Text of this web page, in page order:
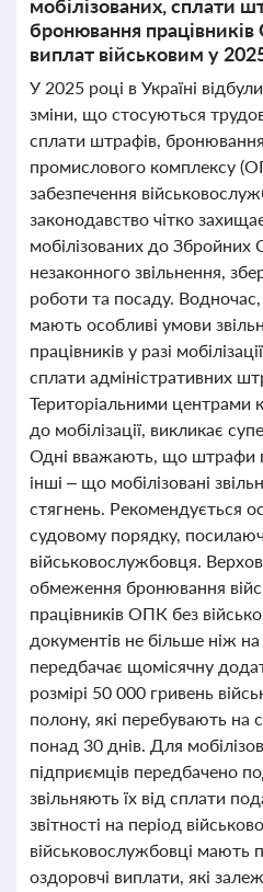
мобілізованих, сплати
бронювання
виплат військовим у
У 2025 році в Україні
зміни, що стосуються
сплати штрафів,
промислового комплексу
забезпечення
законодавство чітко
мобілізованих до Збройних
незаконного звільнення,
роботи та посаду. Водночас,
мають особливі умови
працівників у разі
сплати адміністративних
Територіальними центрами
до мобілізації, викликає
Одні вважають, що штрафи
інші – що мобілізовані
стягнень. Рекомендується
судовому порядку,
військовослужбовця.
обмеження бронювання
працівників ОПК без
документів не більше ніж
передбачає щомісячну
розмірі 50 000 гривень
полону, які перебувають на
понад 30 днів. Для
підприємців передбачено
звільняють їх від сплати
звітності на період
військовослужбовці мають
оздоровчі виплати, які